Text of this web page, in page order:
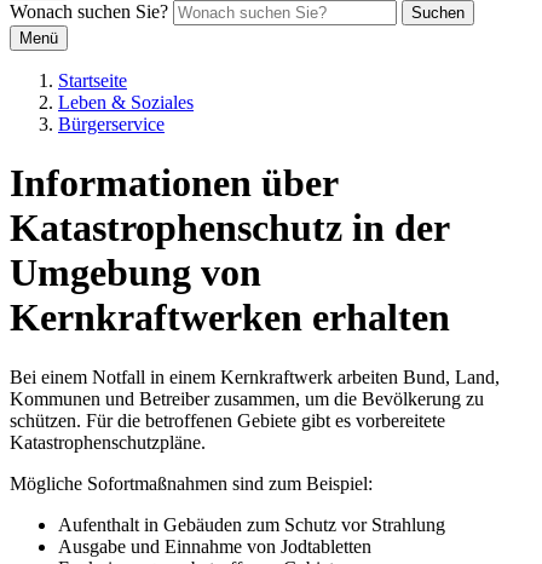
Wonach suchen Sie?
Suchen
Menü
Startseite
Leben & Soziales
Bürgerservice
Informationen über
Katastrophenschutz in der
Umgebung von
Kernkraftwerken erhalten
Bei einem Notfall in einem Kernkraftwerk arbeiten Bund, Land,
Kommunen und Betreiber zusammen, um die Bevölkerung zu
schützen. Für die betroffenen Gebiete gibt es vorbereitete
Katastrophenschutzpläne.
Mögliche Sofortmaßnahmen sind zum Beispiel:
Aufenthalt in Gebäuden zum Schutz vor Strahlung
Ausgabe und Einnahme von Jodtabletten